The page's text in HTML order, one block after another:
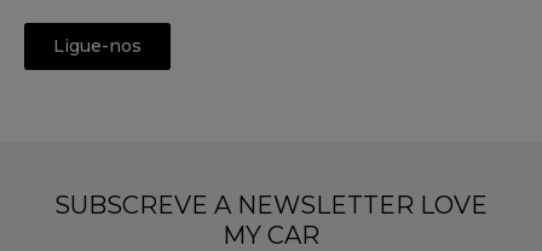
SUBSCREVE A NEWSLETTER LOVE
MY CAR
Ligue-nos